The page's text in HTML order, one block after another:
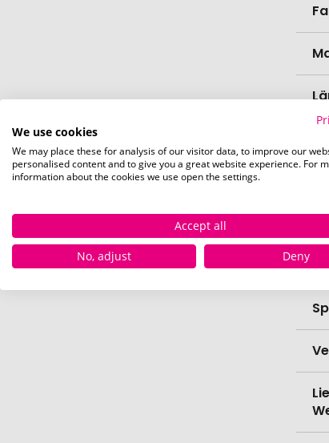
We use cookies
We may place these for analysis of our visitor data, to improve our
personalised content and to give you a great website experience. For
information about the cookies we use open the settings.
Accept all
No, adjust
Deny